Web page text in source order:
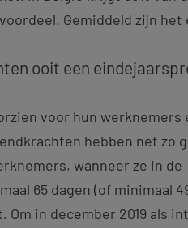
Gemiddeld zijn het
ooit een
voor hun werknemers
hebben net zo
wanneer ze in de
65 dagen (of minimaal
in december 2019 als